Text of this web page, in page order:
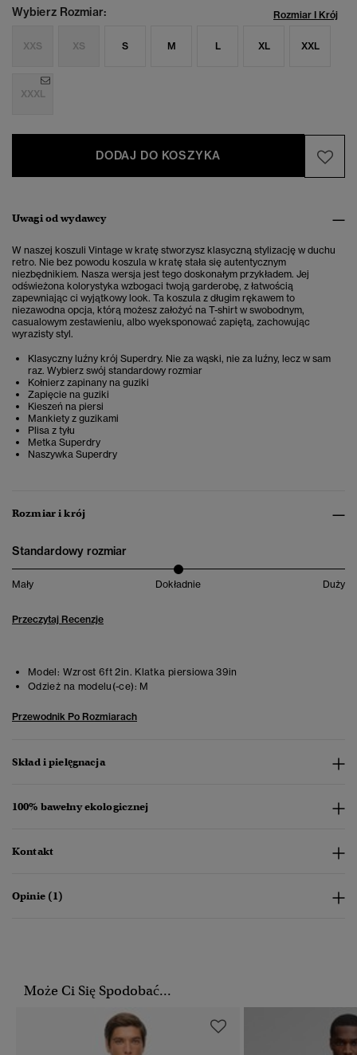
Wybierz Rozmiar: Rozmiar I Krój
XXS XS S M L XL XXL
XXXL
DODAJ DO KOSZYKA
Uwagi od wydawcy
W naszej koszuli Vintage w kratę stworzysz klasyczną stylizację w duchu
retro. Nie bez powodu koszula w kratę stała się autentycznym
niezbędnikiem. Nasza wersja jest tego doskonałym przykładem. Jej
odświeżona kolorystyka wzbogaci twoją garderobę, z łatwością
zapewniając ci wyjątkowy look. Ta koszula z długim rękawem to
niezawodna opcja, którą możesz założyć na T-shirt w swobodnym,
casualowym zestawieniu, albo wyeksponować zapiętą, zachowując
wyrazisty styl.
Klasyczny luźny krój Superdry. Nie za wąski, nie za luźny, lecz w sam
raz. Wybierz swój standardowy rozmiar
Kołnierz zapinany na guziki
Zapięcie na guziki
Kieszeń na piersi
Mankiety z guzikami
Plisa z tyłu
Metka Superdry
Naszywka Superdry
Rozmiar i krój
Standardowy rozmiar
Mały Dokładnie Duży
Przeczytaj Recenzje
Model: Wzrost 6ft 2in. Klatka piersiowa 39in
Odzież na modelu(-ce): M
Przewodnik Po Rozmiarach
Skład i pielęgnacja
100% bawełny ekologicznej
Kontakt
Opinie (1)
Może Ci Się Spodobać...